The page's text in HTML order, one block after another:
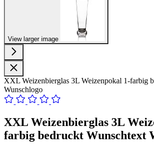
View larger image
XXL Weizenbierglas 3L Weizenpokal 1-farbig
Wunschlogo
XXL Weizenbierglas 3L
farbig bedruckt Wunschtext